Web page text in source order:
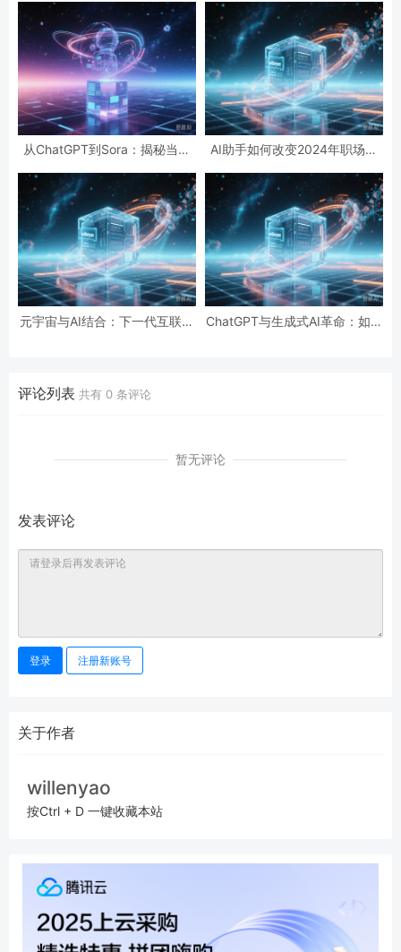
从ChatGPT到Sora：揭秘当前
AI助手如何改变2024年职场生
元宇宙与AI结合：下一代互联网
ChatGPT与生成式AI革命：如何
评论列表 共有 0 条评论
暂无评论
发表评论
登录 注册新账号
关于作者
willenyao
按Ctrl + D 一键收藏本站